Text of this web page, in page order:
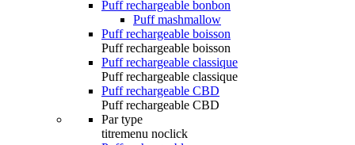
Puff rechargeable bonbon
Puff mashmallow
Puff rechargeable boisson
Puff rechargeable boisson
Puff rechargeable classique
Puff rechargeable classique
Puff rechargeable CBD
Puff rechargeable CBD
Par type
titremenu noclick